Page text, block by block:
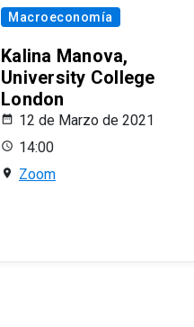
Macroeconomía
Kalina Manova,
University College
London
12 de Marzo de 2021
14:00
Zoom